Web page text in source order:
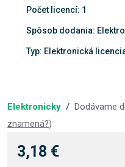
Počet licencí: 1
Spôsob dodania:
Typ: Elektronická
Elektronicky / Dodávame
znamená?)
3,18 €